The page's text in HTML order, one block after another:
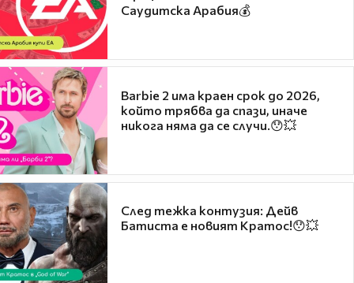
Саудитска Арабия💰
Barbie 2 има краен срок до 2026,
който трябва да спази, иначе
никога няма да се случи.😯💥
След тежка контузия: Дейв
Батиста е новият Кратос!😯💥